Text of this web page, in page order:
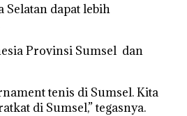
dapat lebih
Provinsi Sumsel dan
tenis di Sumsel. Kita
di Sumsel,” tegasnya.